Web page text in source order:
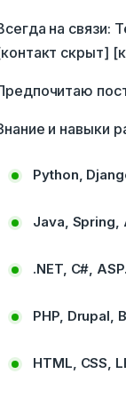
на связи:
скрыт]
и навыки
Python,
Java, Spring,
.NET, C#,
PHP, Drupal,
HTML, CSS,